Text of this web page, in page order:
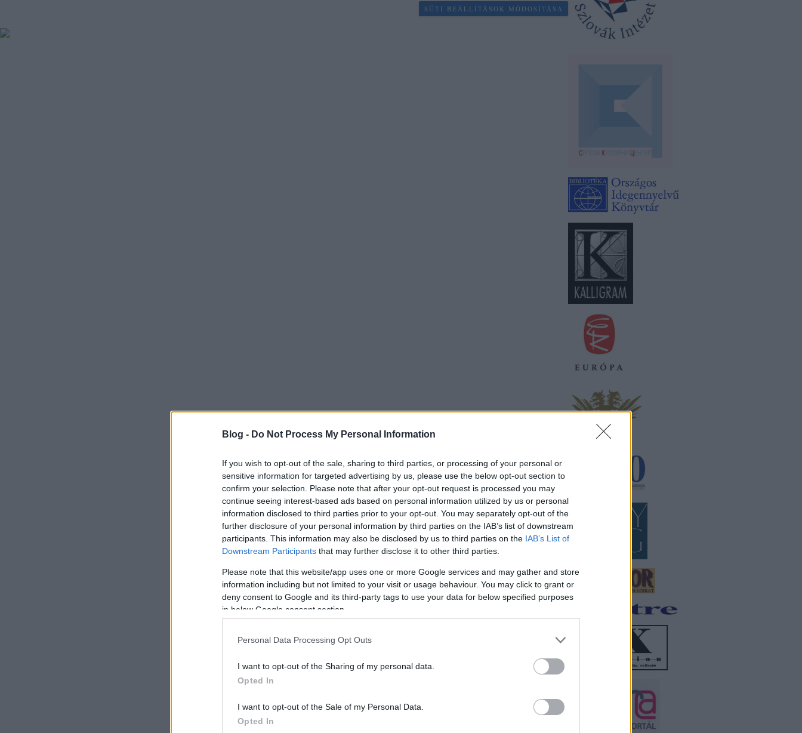
Blog - Do Not Process My Personal Information
If you wish to opt-out of the sale, sharing to third parties, or processing of your personal or
sensitive information for targeted advertising by us, please use the below opt-out section to
confirm your selection. Please note that after your opt-out request is processed you may
continue seeing interest-based ads based on personal information utilized by us or personal
information disclosed to third parties prior to your opt-out. You may separately opt-out of the
further disclosure of your personal information by third parties on the IAB’s list of downstream
participants. This information may also be disclosed by us to third parties on the IAB’s List of
Downstream Participants that may further disclose it to other third parties.
Please note that this website/app uses one or more Google services and may gather and store
information including but not limited to your visit or usage behaviour. You may click to grant or
deny consent to Google and its third-party tags to use your data for below specified purposes
in below Google consent section.
Personal Data Processing Opt Outs
I want to opt-out of the Sharing of my personal data.
Opted In
I want to opt-out of the Sale of my Personal Data.
Opted In
SÜTI BEÁLLÍTÁSOK MÓDOSÍTÁSA